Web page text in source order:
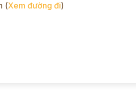
(Xem đường đi)